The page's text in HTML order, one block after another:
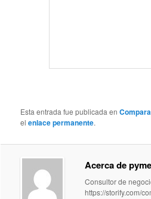
Esta entrada fue publicada en
elenlace permanente.
Acerca de
Consultor de
https://storify.com/